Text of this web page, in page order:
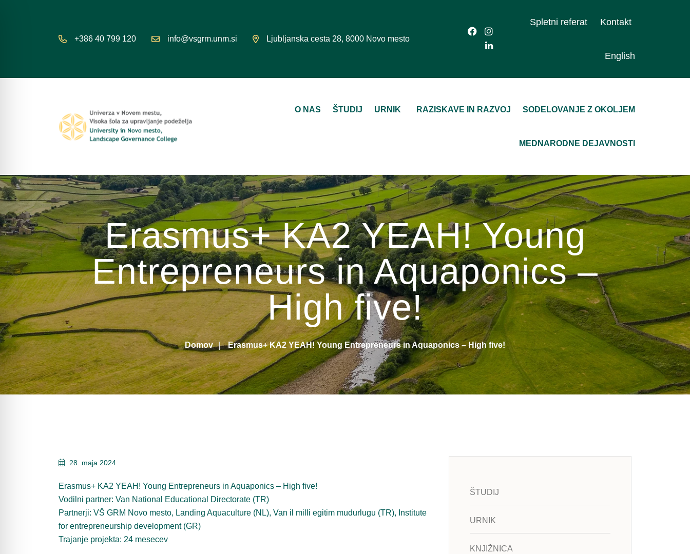
+386 40 799 120 info@vsgrm.unm.si Ljubljanska cesta 28, 8000 Novo mesto
Spletni referat Kontakt
English
O NAS ŠTUDIJ URNIK RAZISKAVE IN RAZVOJ SODELOVANJE Z OKOLJEM
MEDNARODNE DEJAVNOSTI
Erasmus+ KA2 YEAH! Young
Entrepreneurs in Aquaponics –
High five!
Domov Erasmus+ KA2 YEAH! Young Entrepreneurs in Aquaponics – High five!
28. maja 2024
Erasmus+ KA2 YEAH! Young Entrepreneurs in Aquaponics – High five!
Vodilni partner: Van National Educational Directorate (TR)
Partnerji: VŠ GRM Novo mesto, Landing Aquaculture (NL), Van il milli egitim mudurlugu (TR), Institute
for entrepreneurship development (GR)
Trajanje projekta: 24 mesecev
ŠTUDIJ
URNIK
KNJIŽNICA